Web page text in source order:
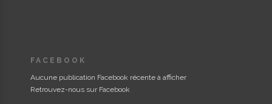
FACEBOOK
Aucune publication Facebook récente à afficher
Retrouvez-nous sur Facebook